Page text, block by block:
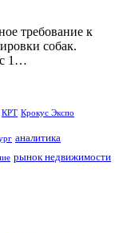
требование к
собак.
с 1…
КРТ Крокус Экспо
аналитика
рынок недвижимости